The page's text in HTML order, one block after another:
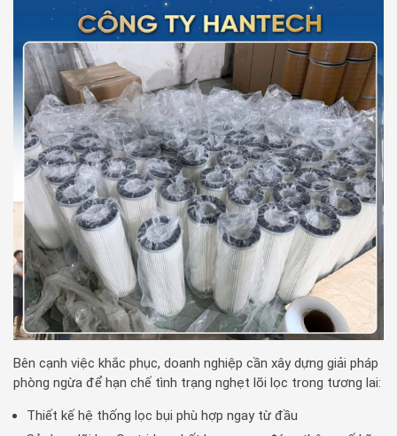
Bên cạnh việc khắc phục, doanh nghiệp cần xây dựng giải pháp
phòng ngừa để hạn chế tình trạng nghẹt lõi lọc trong tương lai:
Thiết kế hệ thống lọc bụi phù hợp ngay từ đầu